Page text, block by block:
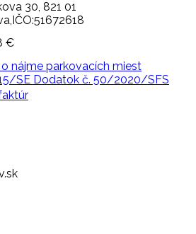
30, 821 01
€
nájme parkovacích miest
SE Dodatok č. 50/2020/SFS